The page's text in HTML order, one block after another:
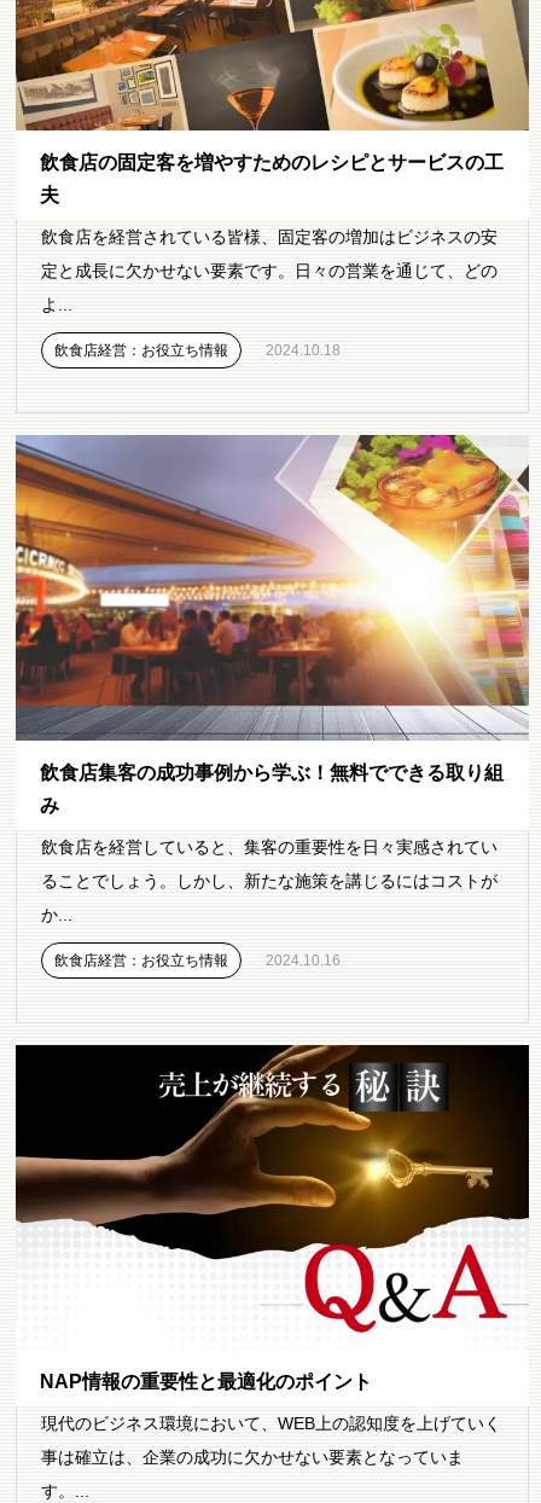
飲食店の固定客を増やすためのレシピとサービスの工
夫
飲食店を経営されている皆様、固定客の増加はビジネスの安
定と成長に欠かせない要素です。日々の営業を通じて、どの
よ...
飲食店経営：お役立ち情報 2024.10.18
飲食店集客の成功事例から学ぶ！無料でできる取り組
み
飲食店を経営していると、集客の重要性を日々実感されてい
ることでしょう。しかし、新たな施策を講じるにはコストが
か...
飲食店経営：お役立ち情報 2024.10.16
NAP情報の重要性と最適化のポイント
現代のビジネス環境において、WEB上の認知度を上げていく
事は確立は、企業の成功に欠かせない要素となっていま
す。...